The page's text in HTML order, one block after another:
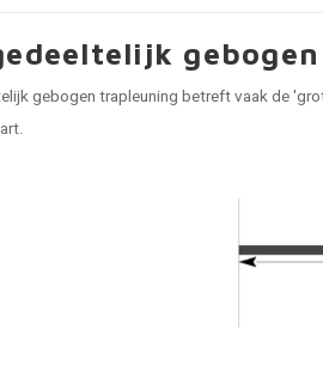
gebogen trapleuning betreft vaak de